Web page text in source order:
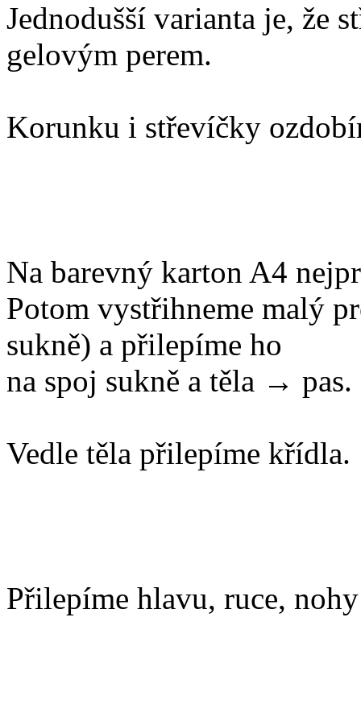
Jednodušší varianta je, že
gelovým perem.
Korunku i střevíčky
Na barevný karton A4
Potom vystřihneme malý
sukně) a přilepíme ho
na spoj sukně a těla → pas.
Vedle těla přilepíme křídla.
Přilepíme hlavu, ruce,